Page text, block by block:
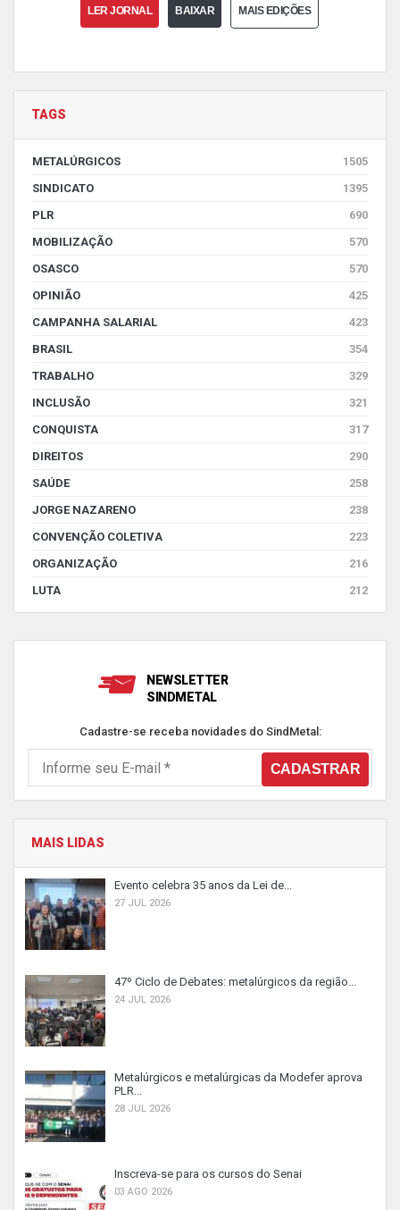
LER JORNAL BAIXAR MAIS EDIÇÕES
TAGS
METALÚRGICOS
1505
SINDICATO
1395
PLR
690
MOBILIZAÇÃO
570
OSASCO
570
OPINIÃO
425
CAMPANHA SALARIAL
423
BRASIL
354
TRABALHO
329
INCLUSÃO
321
CONQUISTA
317
DIREITOS
290
SAÚDE
258
JORGE NAZARENO
238
CONVENÇÃO COLETIVA
223
ORGANIZAÇÃO
216
LUTA
212
NEWSLETTER
SINDMETAL
Cadastre-se receba novidades do SindMetal:
MAIS LIDAS
Evento celebra 35 anos da Lei de...
27 JUL 2026
47º Ciclo de Debates: metalúrgicos da região...
24 JUL 2026
Metalúrgicos e metalúrgicas da Modefer aprova
PLR...
28 JUL 2026
Inscreva-se para os cursos do Senai
03 AGO 2026